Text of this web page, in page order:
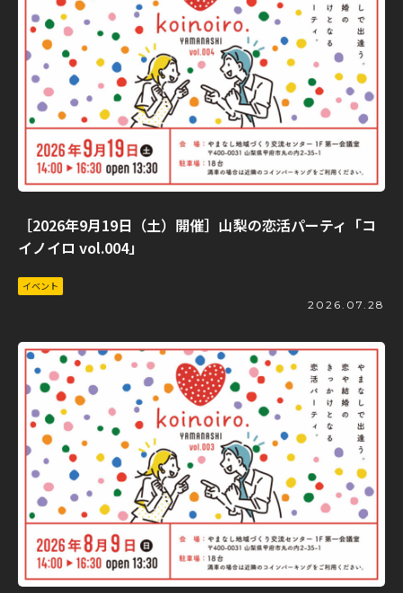
［2026年9月19日（土）開催］山梨の恋活パーティ「コ
イノイロ vol.004」
イベント
2026.07.28